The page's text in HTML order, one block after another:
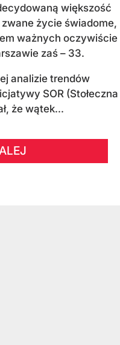
większość
życie świadome,
ważnych oczywiście
zaś – 33.
analizie trendów
SOR (Stołeczna
że wątek...